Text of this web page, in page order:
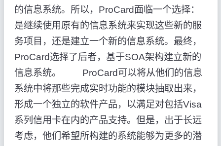
的信息系统。所以，ProCard面临一个选择：
是继续使用原有的信息系统来实现这些新的服
务项目，还是建立一个新的信息系统。最终，
ProCard选择了后者，基于SOA架构建立新的
信息系统。 ProCard可以将从他们的信息
系统中将那些完成实时功能的模块抽取出来，
形成一个独立的软件产品，以满足对包括Visa
系列信用卡在内的产品支持。但是，出于长远
考虑，他们希望所构建的系统能够为更多的潜